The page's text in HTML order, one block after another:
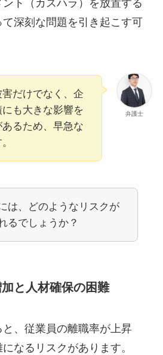
ト（カスハラ）を放置する
深刻な問題を引き起こす可
弁護士
だけでなく、企
も大きな影響を
るため、早急な
は、どのようなリスクが
るでしょうか？
と人材確保の困難
、従業員の離職率が上昇
なるリスクがあります。